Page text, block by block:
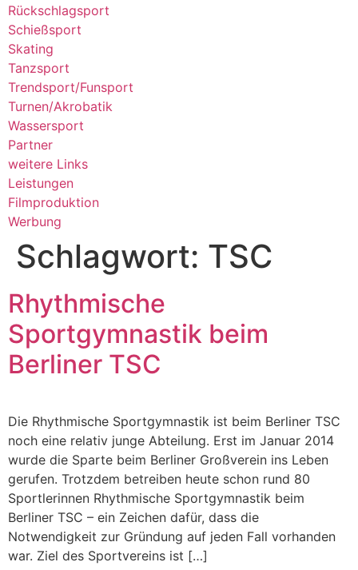
Rückschlagsport
Schießsport
Skating
Tanzsport
Trendsport/Funsport
Turnen/Akrobatik
Wassersport
Partner
weitere Links
Leistungen
Filmproduktion
Werbung
Schlagwort: TSC
Rhythmische
Sportgymnastik beim
Berliner TSC
Die Rhythmische Sportgymnastik ist beim Berliner TSC
noch eine relativ junge Abteilung. Erst im Januar 2014
wurde die Sparte beim Berliner Großverein ins Leben
gerufen. Trotzdem betreiben heute schon rund 80
Sportlerinnen Rhythmische Sportgymnastik beim
Berliner TSC – ein Zeichen dafür, dass die
Notwendigkeit zur Gründung auf jeden Fall vorhanden
war. Ziel des Sportvereins ist […]